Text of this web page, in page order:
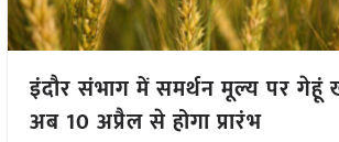
इंदौर संभाग में समर्थन मूल्य पर गेहूं
अब 10 अप्रैल से होगा प्रारंभ